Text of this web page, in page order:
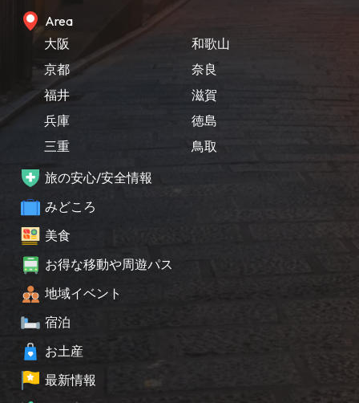
Area
大阪
京都
福井
兵庫
三重
和歌山
奈良
滋賀
徳島
鳥取
旅の安心/安全情報
みどころ
美食
お得な移動や周遊パス
地域イベント
宿泊
お土産
最新情報